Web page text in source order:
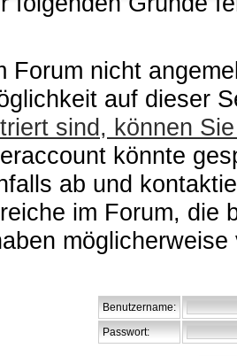
Forum nicht
auf dieser
sind, können
könnte
ab und
im Forum, die
Benutzername:
Passwort: